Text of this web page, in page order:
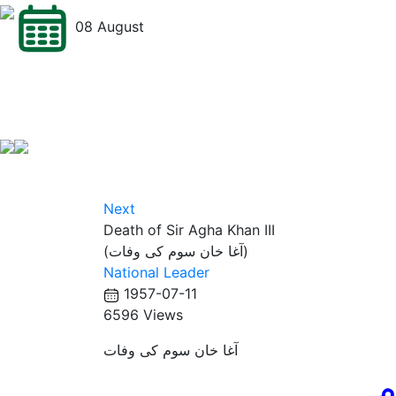
08 August
Next
Death of Sir Agha Khan III
(آغا خان سوم کی وفات)
National Leader
1957-07-11
6596 Views
آغا خان سوم کی وفات